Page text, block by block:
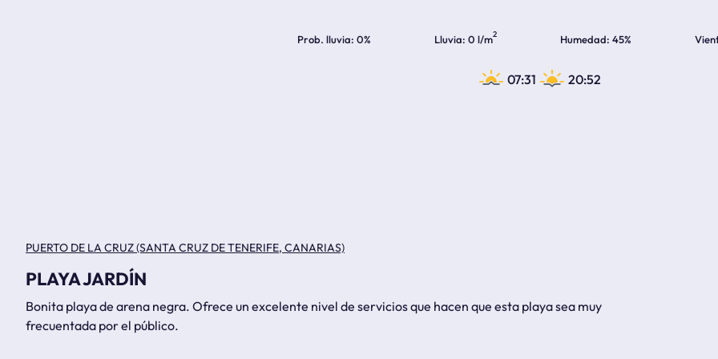
Prob. lluvia 0% Lluvia 0 l/m2 Humedad 45%
07:31 20:52
PUERTO DE LA CRUZ (SANTA CRUZ DE TENERIFE, CANARIAS)
PLAYA JARDÍN
Bonita playa de arena negra. Ofrece un excelente nivel de servicios que hacen que esta playa sea muy
frecuentada por el público.